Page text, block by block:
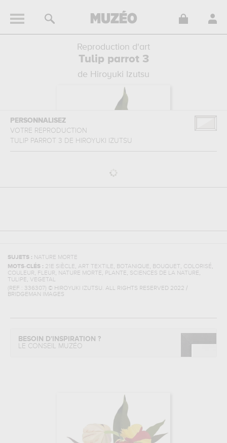
Reproduction d'art
Tulip parrot 3
de Hiroyuki Izutsu
PERSONNALISEZ
VOTRE REPRODUCTION
TULIP PARROT 3 DE HIROYUKI IZUTSU
SUJETS : NATURE MORTE
MOTS-CLÉS : 21E SIÈCLE, ART TEXTILE, BOTANIQUE, BOUQUET, COLORISÉ,
COULEUR, FLEUR, NATURE MORTE, PLANTE, SCIENCES DE LA NATURE,
TULIPE, VEGETAL
(REF : 336307) © HIROYUKI IZUTSU. ALL RIGHTS RESERVED 2022 /
BRIDGEMAN IMAGES
BESOIN D'INSPIRATION ?
LE CONSEIL MUZÉO